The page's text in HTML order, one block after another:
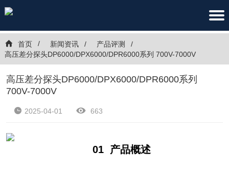
首页 新闻资讯
产品评测
高压差分探头DP6000/DPX6000/DPR6000系列 700V-7000V
高压差分探头DP6000/DPX6000/DPR6000系列
700V-7000V
2025-04-01 663
01 产品概述